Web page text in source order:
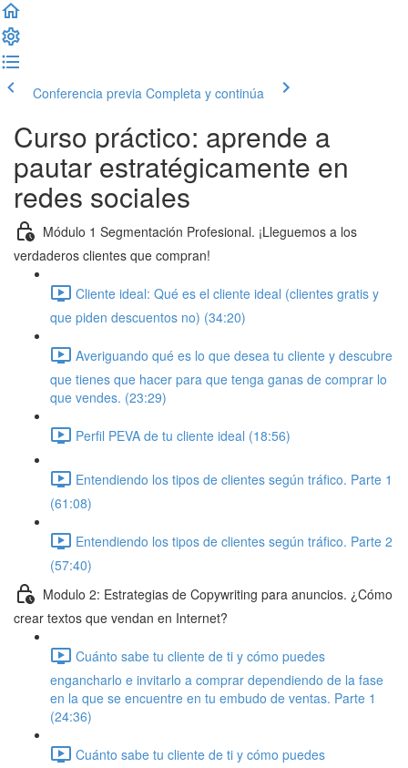
Conferencia previa Completa y continúa
Curso práctico: aprende a
pautar estratégicamente en
redes sociales
Módulo 1 Segmentación Profesional. ¡Lleguemos a los
verdaderos clientes que compran!
Cliente ideal: Qué es el cliente ideal (clientes gratis y
que piden descuentos no) (34:20)
Averiguando qué es lo que desea tu cliente y descubre
que tienes que hacer para que tenga ganas de comprar lo
que vendes. (23:29)
Perfil PEVA de tu cliente ideal (18:56)
Entendiendo los tipos de clientes según tráfico. Parte 1
(61:08)
Entendiendo los tipos de clientes según tráfico. Parte 2
(57:40)
Modulo 2: Estrategias de Copywriting para anuncios. ¿Cómo
crear textos que vendan en Internet?
Cuánto sabe tu cliente de ti y cómo puedes
engancharlo e invitarlo a comprar dependiendo de la fase
en la que se encuentre en tu embudo de ventas. Parte 1
(24:36)
Cuánto sabe tu cliente de ti y cómo puedes